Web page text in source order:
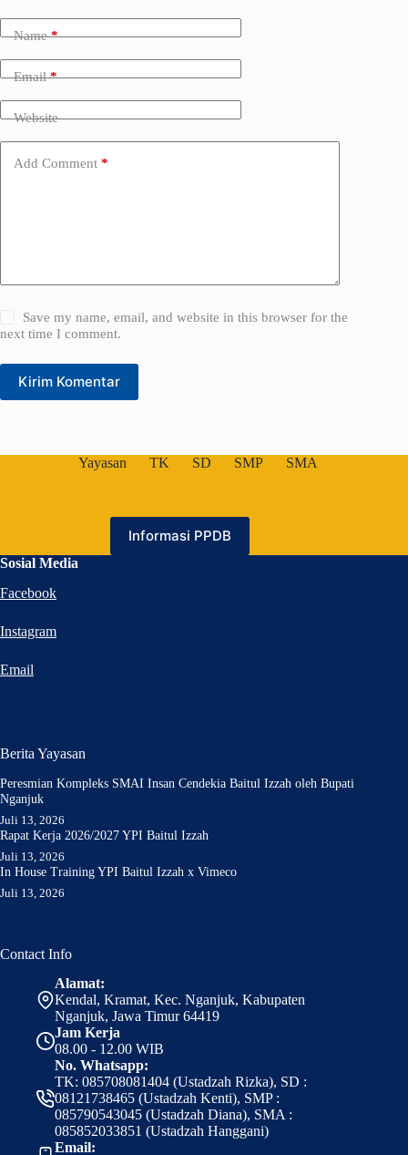
Name*
Email*
Website
Add Comment *
Save my name, email, and website in this browser for the
next time I comment.
Kirim Komentar
r
n
v
e
Yayasan TK SD SMP SMA
Informasi PPDB
Sosial Media
Facebook
Instagram
Email
Berita Yayasan
Peresmian Kompleks SMAI Insan Cendekia Baitul Izzah oleh Bupati
Nganjuk
Juli 13, 2026
Rapat Kerja 2026/2027 YPI Baitul Izzah
Juli 13, 2026
In House Training YPI Baitul Izzah x Vimeco
Juli 13, 2026
Contact Info
Alamat:
Kendal, Kramat, Kec. Nganjuk, Kabupaten
Nganjuk, Jawa Timur 64419
Jam Kerja
08.00 - 12.00 WIB
No. Whatsapp:
TK: 085708081404 (Ustadzah Rizka), SD :
08121738465 (Ustadzah Kenti), SMP :
085790543045 (Ustadzah Diana), SMA :
085852033851 (Ustadzah Hanggani)
Email: